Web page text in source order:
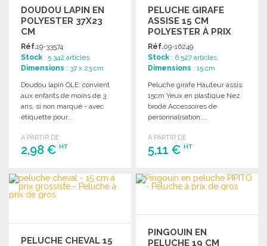
DOUDOU LAPIN EN
POLYESTER 37X23
CM
Réf.19-33574
Stock : 5 342 articles
Dimensions : 37 x 23 cm
Doudou lapin OLE: convient
aux enfants de moins de 3
ans, si non marqué - avec
étiquette pour...
A PARTIR DE
2,98 € HT
COMMANDER
Demander un devis
PELUCHE GIRAFE
ASSISE 15 CM
POLYESTER À PRIX
GROSSISTE
Réf.09-16249
Stock : 6 527 articles
Dimensions : 15 cm
Peluche girafe Hauteur assis:
15cm Yeux en plastique Nez
brodé Accessoires de
personnalisation:...
A PARTIR DE
5,11 €HT
COMMANDER
PELUCHE CHEVAL 15
PINGOUIN EN
PELUCHE 19 CM